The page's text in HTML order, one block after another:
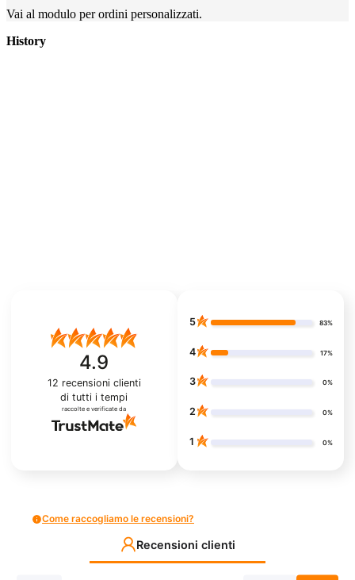
Vai al modulo per ordini personalizzati.
History
4.9
12 recensioni clienti
di tutti i tempi
raccolte e verificate da
5 83%
4 17%
3 0%
2 0%
1 0%
Come raccogliamo le recensioni?
Recensioni clienti